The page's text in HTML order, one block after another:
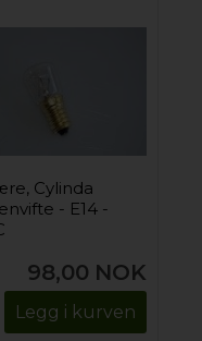
Cylinda
- E14 -
98,00 NOK
Legg i kurven